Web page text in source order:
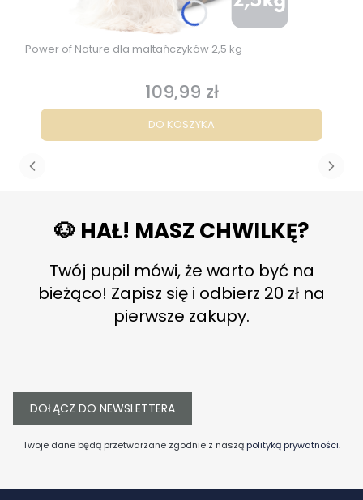
Power of Nature dla maltańczyków 2,5 kg
Cena
109,99 zł
DO KOSZYKA
🐶 HAŁ! MASZ CHWILKĘ?
Twój pupil mówi, że warto być na
bieżąco! Zapisz się i odbierz 20 zł na
pierwsze zakupy.
DOŁĄCZ DO NEWSLETTERA
Twoje dane będą przetwarzane zgodnie z naszą polityką prywatności.